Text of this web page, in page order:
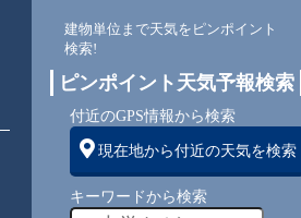
建物単位まで天気をピンポイント
検索!
ピンポイント天気予報検索
付近のGPS情報から検索
現在地から付近の天気を検索
キーワードから検索